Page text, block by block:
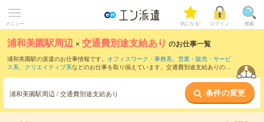
メニュー 気になる! ログイン 検索
浦和美園駅周辺 ×交通費別途支給あり のお仕事一覧
浦和美園駅の派遣のお仕事情報です。 オフィスワーク・事務系、 営業・販売・サービ
ス系、 クリエイティブ系などのお仕事を取り揃えています。交通費別途支給ありの条
浦和美園駅周辺 / 交通費別途支給あり 条件の変更